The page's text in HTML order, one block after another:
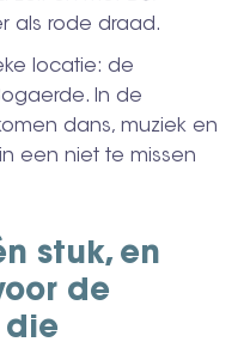
als rode draad.
locatie: de
In de
dans, muziek en
een niet te missen
stuk, en
de
die